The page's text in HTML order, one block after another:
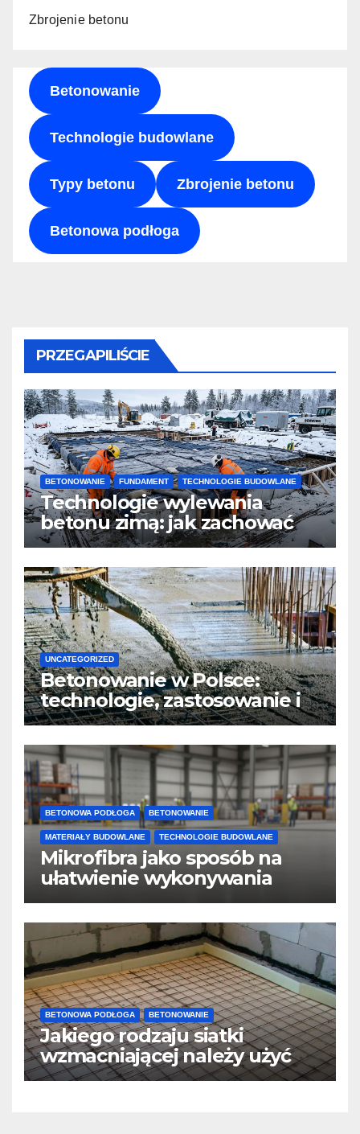
Zbrojenie betonu
Betonowanie
Technologie budowlane
Typy betonu Zbrojenie betonu
Betonowa podłoga
PRZEGAPILIŚCIE
BETONOWANIE FUNDAMENT TECHNOLOGIE BUDOWLANE
Technologie wylewania
betonu zimą: jak zachować
jakość i przyspieszyć
twardnienie
UNCATEGORIZED
Betonowanie w Polsce:
technologie, zastosowanie i
design
BETONOWA PODŁOGA BETONOWANIE
MATERIAŁY BUDOWLANE TECHNOLOGIE BUDOWLANE
Mikrofibra jako sposób na
ułatwienie wykonywania
posadzek betonowych i
konstrukcji
BETONOWA PODŁOGA BETONOWANIE
Jakiego rodzaju siatki
wzmacniającej należy użyć
do wylewek podłogowych?